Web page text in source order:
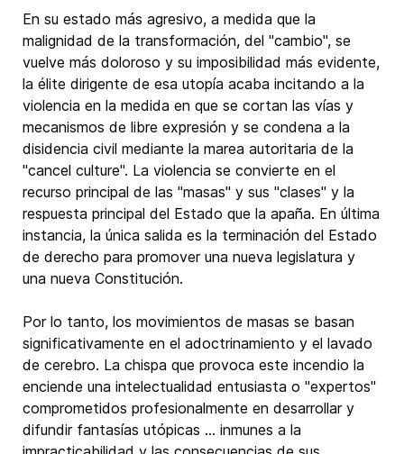
En su estado más agresivo, a medida que la
malignidad de la transformación, del "cambio", se
vuelve más doloroso y su imposibilidad más evidente,
la élite dirigente de esa utopía acaba incitando a la
violencia en la medida en que se cortan las vías y
mecanismos de libre expresión y se condena a la
disidencia civil mediante la marea autoritaria de la
"cancel culture". La violencia se convierte en el
recurso principal de las "masas" y sus "clases" y la
respuesta principal del Estado que la apaña. En última
instancia, la única salida es la terminación del Estado
de derecho para promover una nueva legislatura y
una nueva Constitución.
Por lo tanto, los movimientos de masas se basan
significativamente en el adoctrinamiento y el lavado
de cerebro. La chispa que provoca este incendio la
enciende una intelectualidad entusiasta o "expertos"
comprometidos profesionalmente en desarrollar y
difundir fantasías utópicas ... inmunes a la